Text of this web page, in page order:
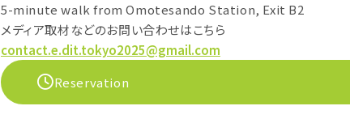
5-minute walk from Omotesando Station, Exit B2
メディア取材などのお問い合わせはこちら
contact.e.dit.tokyo2025@gmail.com
Reservation